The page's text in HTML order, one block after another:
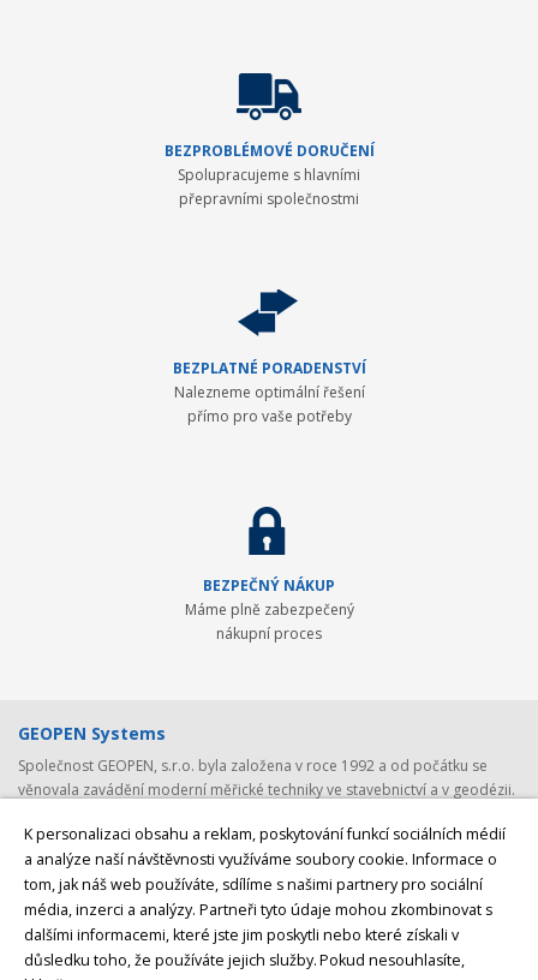
K personalizaci obsahu a reklam, poskytování funkcí sociálních médií
a analýze naší návštěvnosti využíváme soubory cookie. Informace o
tom, jak náš web používáte, sdílíme s našimi partnery pro sociální
média, inzerci a analýzy. Partneři tyto údaje mohou zkombinovat s
dalšími informacemi, které jste jim poskytli nebo které získali v
důsledku toho, že používáte jejich služby.Pokud nesouhlasíte,
BEZPROBLÉMOVÉ DORUČENÍ
Spolupracujeme s hlavními
přepravními společnostmi
BEZPLATNÉ PORADENSTVÍ
Nalezneme optimální řešení
přímo pro vaše potřeby
BEZPEČNÝ NÁKUP
Máme plně zabezpečený
nákupní proces
GEOPEN Systems
Společnost GEOPEN, s.r.o. byla založena v roce 1992 a od počátku se
věnovala zavádění moderní měřické techniky ve stavebnictví a v geodézii.
přední japonský výrobce (nejen) geodetické techniky. Postupem času byla
nabídka rozšířena o spolehlivá laserová zařízení Laser Alignment a
Mikrofyn. S rozvojem satelitních systémů jsme v roce 2008 navázali
spolupráci se společností Javad GNSS, světovým producentem GNSS
přijímačů a GNSS anténz USA. V posledních letech byly do naší nabídky
přidány ještě lokátory podzemních vedeníCableDetection a speciální